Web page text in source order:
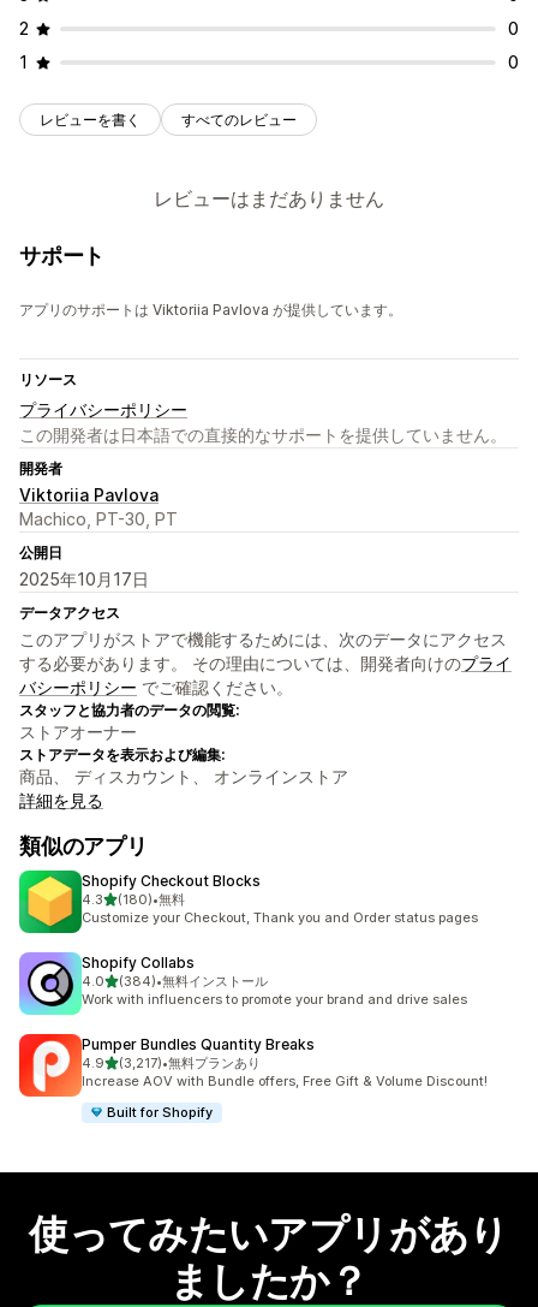
2
0
1
0
レビューを書く すべてのレビュー
レビューはまだありません
サポート
アプリのサポートは Viktoriia Pavlova が提供しています。
リソース
プライバシーポリシー
この開発者は日本語での直接的なサポートを提供していません。
開発者
Viktoriia Pavlova
Machico, PT-30, PT
公開日
2025年10月17日
データアクセス
このアプリがストアで機能するためには、次のデータにアクセス
する必要があります。 その理由については、開発者向けのプライ
バシーポリシー でご確認ください。
スタッフと協力者のデータの閲覧:
ストアオーナー
ストアデータを表示および編集:
商品、 ディスカウント、 オンラインストア
詳細を見る
類似のアプリ
Shopify Checkout Blocks
4.35つ星中
(180)
合計レビュー数：180件
•無料
Customize your Checkout, Thank you and Order status pages
Shopify Collabs
4.05つ星中
(384)
合計レビュー数：384件
•無料インストール
Work with influencers to promote your brand and drive sales
Pumper Bundles Quantity Breaks
4.95つ星中
(3,217)
合計レビュー数：3217件
•無料プランあり
Increase AOV with Bundle offers, Free Gift & Volume Discount!
Built for Shopify
使ってみたいアプリがあり
ましたか？